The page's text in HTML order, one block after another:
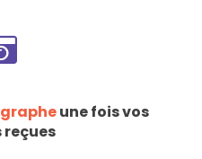
une fois vos